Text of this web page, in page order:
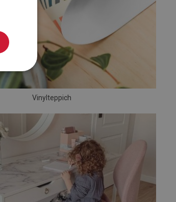
Vinylteppich